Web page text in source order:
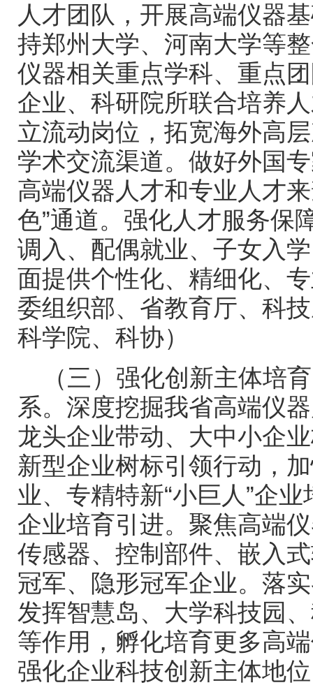
人才团队，开展高端仪器
持郑州大学、河南大学等
仪器相关重点学科、重点
企业、科研院所联合培养
立流动岗位，拓宽海外高
学术交流渠道。做好外国
高端仪器人才和专业人才
色”通道。强化人才服务保
调入、配偶就业、子女入
面提供个性化、精细化、
委组织部、省教育厅、科
科学院、科协）
（三）强化创新主体培
系。深度挖掘我省高端仪
龙头企业带动、大中小企
新型企业树标引领行动，
业、专精特新“小巨人”企
企业培育引进。聚焦高端
传感器、控制部件、嵌入
冠军、隐形冠军企业。落
发挥智慧岛、大学科技园
等作用，孵化培育更多高
强化企业科技创新主体地